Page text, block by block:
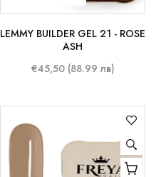
LEMMY BUILDER GEL 21 - ROSE
ASH
€45,50 (88.99 лв)